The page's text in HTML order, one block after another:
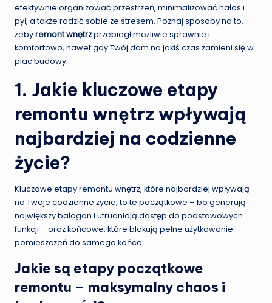
efektywnie organizować przestrzeń, minimalizować hałas i
pył, a także radzić sobie ze stresem. Poznaj sposoby na to,
żebyremont wnętrzprzebiegł możliwie sprawnie i
komfortowo, nawet gdy Twój dom na jakiś czas zamieni się w
plac budowy.
1. Jakie kluczowe etapy
remontu wnętrz wpływają
najbardziej na codzienne
życie?
Kluczowe etapy remontu wnętrz, które najbardziej wpływają
na Twoje codzienne życie, to te początkowe – bo generują
największy bałagan i utrudniają dostęp do podstawowych
funkcji – oraz końcowe, które blokują pełne użytkowanie
pomieszczeń do samego końca.
Jakie są etapy początkowe
remontu – maksymalny chaos i